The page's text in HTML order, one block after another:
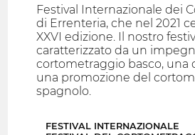
Festival Internazionale dei
di Errenteria, che nel 2021
XXVI edizione. Il nostro
caratterizzato da un
cortometraggio basco, una
una promozione del
spagnolo.
FESTIVAL INTERNAZIONALE